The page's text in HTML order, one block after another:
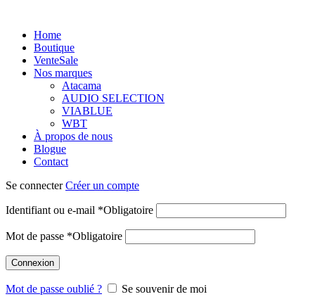
Home
Boutique
VenteSale
Nos marques
Atacama
AUDIO SELECTION
VIABLUE
WBT
À propos de nous
Blogue
Contact
Se connecterCréer un compte
Identifiant ou e-mail *Obligatoire
Mot de passe *Obligatoire
Connexion
Mot de passe oublié ?
Se souvenir de moi